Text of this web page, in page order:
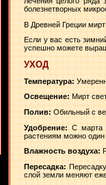
болезнетворных
В Древней Греции
Если у вас есть
успешно можете
УХОД
Температура:
Освещение: Мирт
Полив: Обильный с
Удобрение: С марта
растениям можно один
Влажность воздуха:
Пересадка:
слой земли меняют